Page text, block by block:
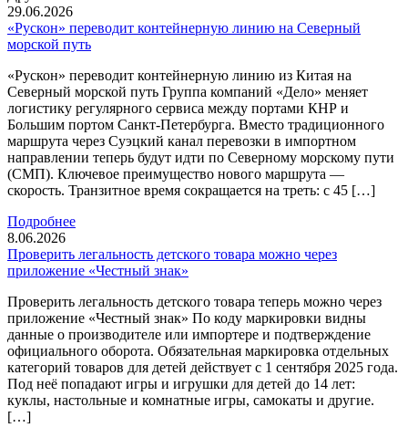
29.06.2026
«Рускон» переводит контейнерную линию на Северный
морской путь
«Рускон» переводит контейнерную линию из Китая на
Северный морской путь Группа компаний «Дело» меняет
логистику регулярного сервиса между портами КНР и
Большим портом Санкт-Петербурга. Вместо традиционного
маршрута через Суэцкий канал перевозки в импортном
направлении теперь будут идти по Северному морскому пути
(СМП). Ключевое преимущество нового маршрута —
скорость. Транзитное время сокращается на треть: с 45 […]
Подробнее
8.06.2026
Проверить легальность детского товара можно через
приложение «Честный знак»
Проверить легальность детского товара теперь можно через
приложение «Честный знак» По коду маркировки видны
данные о производителе или импортере и подтверждение
официального оборота. Обязательная маркировка отдельных
категорий товаров для детей действует с 1 сентября 2025 года.
Под неё попадают игры и игрушки для детей до 14 лет:
куклы, настольные и комнатные игры, самокаты и другие.
[…]